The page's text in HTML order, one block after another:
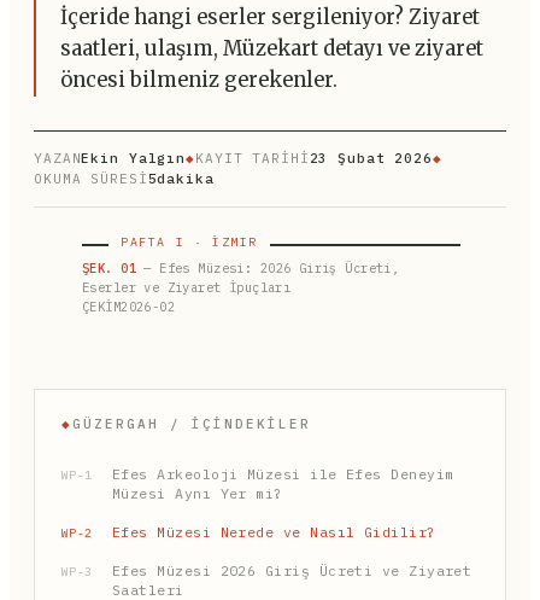
İçeride hangi eserler sergileniyor? Ziyaret
saatleri, ulaşım, Müzekart detayı ve ziyaret
öncesi bilmeniz gerekenler.
YAZANEkin Yalgın◆KAYIT TARİHİ 23 Şubat 2026◆
OKUMA SÜRESİ5dakika
PAFTA I · İZMIR
ŞEK. 01 — Efes Müzesi: 2026 Giriş Ücreti,
Eserler ve Ziyaret İpuçları
ÇEKİM2026-02
◆ GÜZERGAH / İÇINDEKILER
WP-1
Efes Arkeoloji Müzesi ile Efes Deneyim
Müzesi Aynı Yer mi?
WP-2 Efes Müzesi Nerede ve Nasıl Gidilir?
WP-3
Efes Müzesi 2026 Giriş Ücreti ve Ziyaret
Saatleri